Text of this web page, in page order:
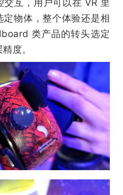
互，用户可以在 VR 里
定物体，整个体验还是相
类产品的转头选定
度。